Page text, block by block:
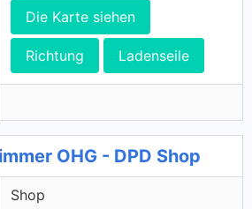
Die Karte siehen
Richtung Ladenseile
OHG - DPD Shop
Shop